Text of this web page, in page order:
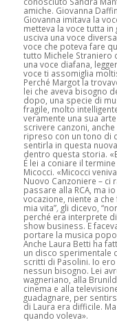
amiche. Giovanna
Giovanna imitava la
metteva la voce tutta
usciva una voce
voce che poteva fare
tutto Michele Straniero
una voce diafana,
voce ti assomiglia
Perché Margot la
lei che aveva bisogno
dopo, una specie di
fragile, molto
veramente una sua
scrivere canzoni,
ripreso con un tono di
sentirla in questa
dentro questa storia.
É lei a coniare il
Micocci. «Micocci
Nuovo Canzoniere – ci
passare alla RCA, ma
vocazione, niente a
mia vita”, gli dicevo,
perché era interprete
show business. E
portare la musica
Anche Laura Betti ha
un disco sperimentale
scritti di Pasolini. Io
nessun bisogno. Lei
wagneriano, alla
cinema e alla
guadagnare, per
di Laura era difficile.
quando voleva».